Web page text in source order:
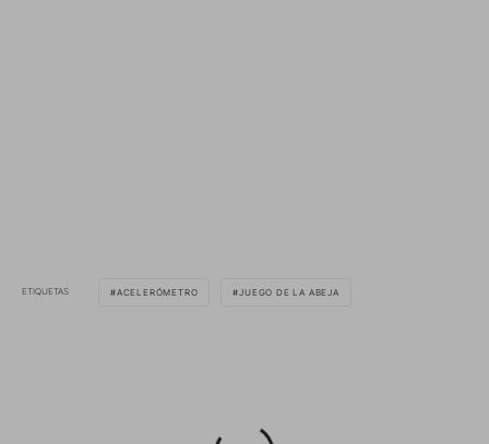
ETIQUETAS ACELERÓMETRO JUEGO DE LA ABEJA